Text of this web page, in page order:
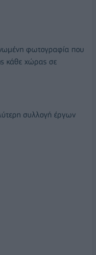
φωτογραφία που
κάθε χώρας σε
συλλογή έργων